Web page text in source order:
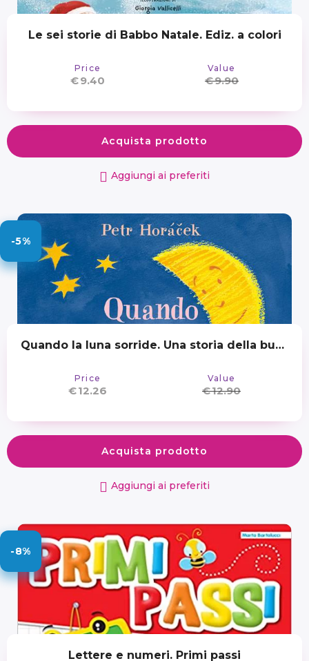
Le sei storie di Babbo Natale. Ediz. a colori
Price
€9.40
Value
€9.90
Acquista prodotto
Aggiungi ai preferiti
-5%
Quando la luna sorride. Una storia della buonanotte tutta da contare. Ediz. a colori
Price
€12.26
Value
€12.90
Acquista prodotto
Aggiungi ai preferiti
-8%
Lettere e numeri. Primi passi